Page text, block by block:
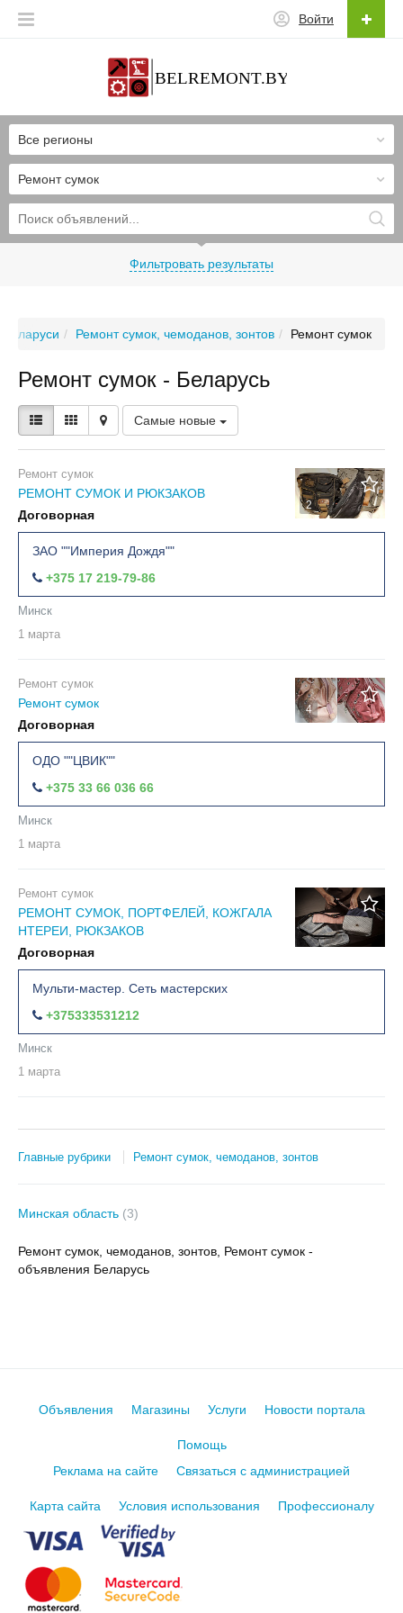
Войти
Ремонт сумок
Все регионы
Фильтровать результаты
Ремонт сумок, чемоданов, зонтов Ремонт сумок
Ремонт сумок - Беларусь
Самые новые
2
Ремонт сумок
РЕМОНТ СУМОК И РЮКЗАКОВ
Договорная
ЗАО ""Империя Дождя""
+375 17 219-79-86
Минск
1 марта
4
Ремонт сумок
Ремонт сумок
Договорная
ОДО ""ЦВИК""
+375 33 66 036 66
Минск
1 марта
Ремонт сумок
РЕМОНТ СУМОК, ПОРТФЕЛЕЙ, КОЖГАЛА
НТЕРЕИ, РЮКЗАКОВ
Договорная
Мульти-мастер. Сеть мастерских
+375333531212
Минск
1 марта
Главные рубрики Ремонт сумок, чемоданов, зонтов
Минская область (3)
Ремонт сумок, чемоданов, зонтов, Ремонт сумок -
объявления Беларусь
Объявления Магазины Услуги Новости портала
Помощь
Реклама на сайте
Связаться с администрацией
Карта сайта Условия использования Профессионалу